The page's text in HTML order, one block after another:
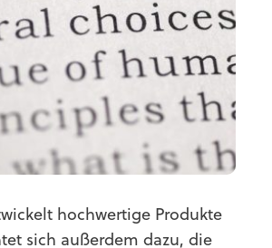
hochwertige Produkte
sich außerdem dazu, die